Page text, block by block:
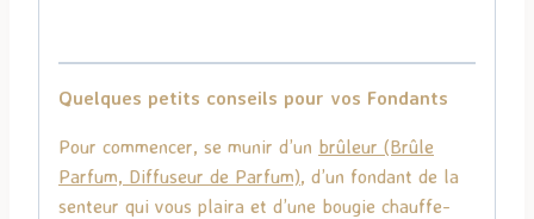
Quelques petits conseils pour vos Fondants
Pour commencer, se munir d’un brûleur (Brûle
Parfum, Diffuseur de Parfum), d’un fondant de la
senteur qui vous plaira et d’une bougie chauffe-